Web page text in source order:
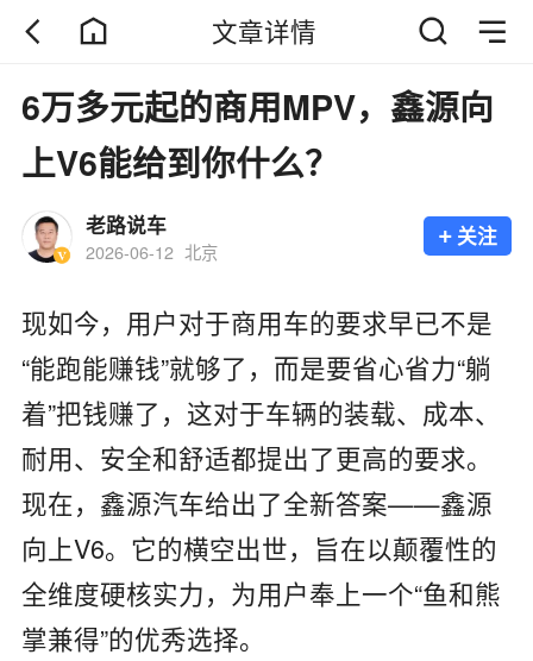
文章详情
6万多元起的商用MPV，鑫源向
上V6能给到你什么？
老路说车
2026-06-12 北京
+ 关注
现如今，用户对于商用车的要求早已不是
“能跑能赚钱”就够了，而是要省心省力“躺
着”把钱赚了，这对于车辆的装载、成本、
耐用、安全和舒适都提出了更高的要求。
现在，鑫源汽车给出了全新答案——‌鑫源
向上V6‌。它的横空出世，旨在以颠覆性的
全维度硬核实力，为用户奉上一个“鱼和熊
掌兼得”的优秀选择。